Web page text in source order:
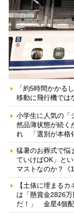
「約5時間かかる
移動に飛行機では
小学生に人気の
然品薄状態が続く
れ 「選別が本格
猛暑のお葬式で悩
ていけばOK」と
マストなのか？《
【土俵に埋まる
は「懸賞金2826
だ！」 金星4個配